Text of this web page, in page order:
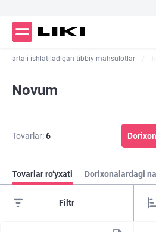
martali ishlatiladigan tibbiy mahsulotlar
Novum
Tovarlar:6
Tovarlar ro‘yxati Dorixonalardagi
Filtr